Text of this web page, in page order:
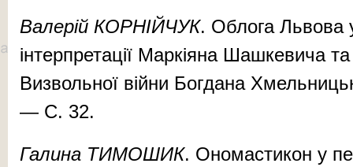
Валерій КОРНІЙЧУК. Облога Львова
інтерпретації Маркіяна Шашкевича
Визвольної війни Богдана
— С. 32.
Галина ТИМОШИК. Ономастикон у